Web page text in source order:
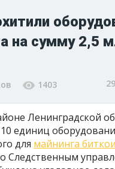
на сумму 2,5
1403
Ленинградской
единиц
для майнинга
Следственным